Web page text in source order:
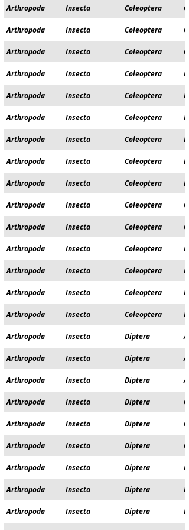
Arthropoda Insecta Coleoptera
Arthropoda Insecta Coleoptera
Arthropoda Insecta Coleoptera
Arthropoda Insecta Coleoptera
Arthropoda Insecta Coleoptera
Arthropoda Insecta Coleoptera
Arthropoda Insecta Coleoptera
Arthropoda Insecta Coleoptera
Arthropoda Insecta Coleoptera
Arthropoda Insecta Coleoptera
Arthropoda Insecta Coleoptera
Arthropoda Insecta Coleoptera
Arthropoda Insecta Coleoptera
Arthropoda Insecta Coleoptera
Arthropoda Insecta Coleoptera
Arthropoda Insecta Diptera
Arthropoda Insecta Diptera
Arthropoda Insecta Diptera
Arthropoda Insecta Diptera
Arthropoda Insecta Diptera
Arthropoda Insecta Diptera
Arthropoda Insecta Diptera
Arthropoda Insecta Diptera
Arthropoda Insecta Diptera